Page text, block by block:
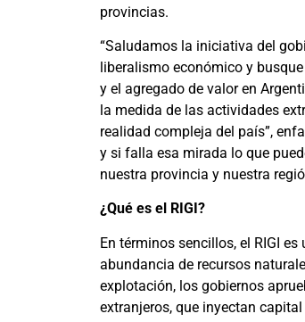
provincias.
“Saludamos la iniciativa del
liberalismo económico y
y el agregado de valor en
la medida de las actividades
realidad compleja del país”,
y si falla esa mirada lo que
nuestra provincia y nuestra
¿Qué es el RIGI?
En términos sencillos, el RIGI
abundancia de recursos
explotación, los gobiernos
extranjeros, que inyectan